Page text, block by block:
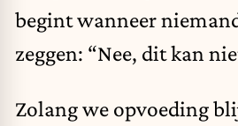
begint wanneer
zeggen: “Nee, dit kan
Zolang we opvoeding